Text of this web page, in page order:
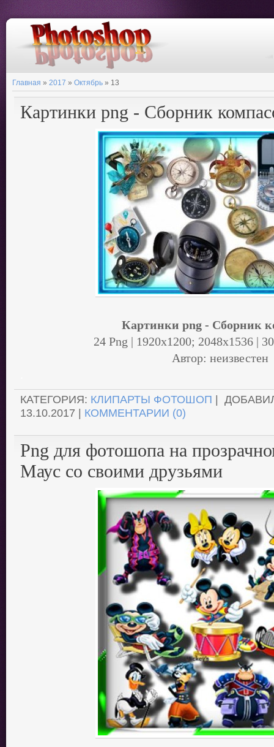
Главная » 2017 » Октябрь » 13
Картинки png - Сборник
Картинки png - Сборник
24 Png | 1920x1200; 2048х1536 |
Автор: неизвестен
КАТЕГОРИЯ: КЛИПАРТЫ ФОТОШОП |
13.10.2017 | КОММЕНТАРИИ (0)
Png для фотошопа на
Маус со своими друзьями